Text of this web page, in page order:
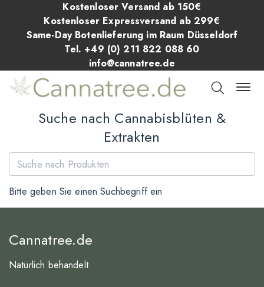
Kostenloser Versand ab 150€
Kostenloser Expressversand ab 299€
Same-Day Botenlieferung im Raum Düsseldorf
Tel. +49 (0) 211 822 088 60
info@cannatree.de
Suche nach Cannabisblüten &
Extrakten
Bitte geben Sie einen Suchbegriff ein
Cannatree.de
Natürlich behandelt